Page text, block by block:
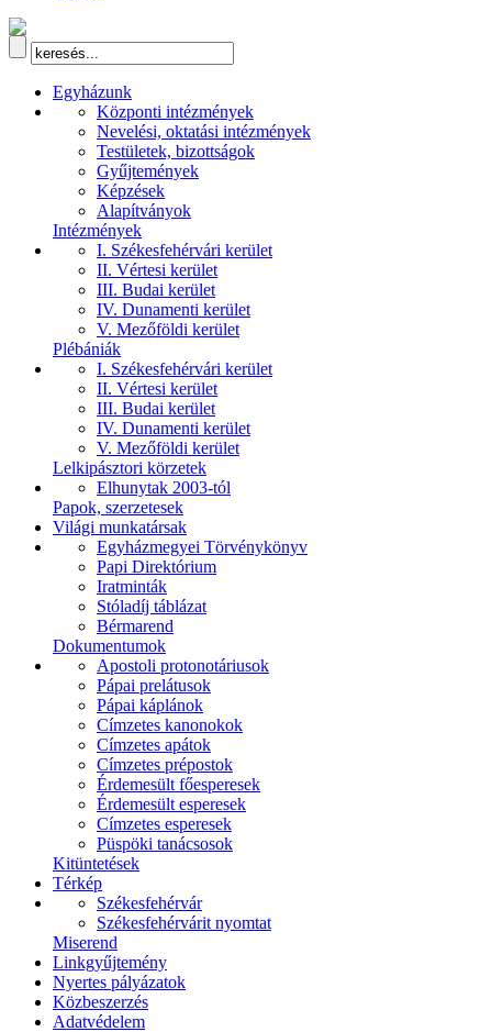
Egyházunk
Központi intézmények
Nevelési, oktatási intézmények
Testületek, bizottságok
Gyűjtemények
Képzések
Alapítványok
Intézmények
I. Székesfehérvári kerület
II. Vértesi kerület
III. Budai kerület
IV. Dunamenti kerület
V. Mezőföldi kerület
Plébániák
I. Székesfehérvári kerület
II. Vértesi kerület
III. Budai kerület
IV. Dunamenti kerület
V. Mezőföldi kerület
Lelkipásztori körzetek
Elhunytak 2003-tól
Papok, szerzetesek
Világi munkatársak
Egyházmegyei Törvénykönyv
Papi Direktórium
Iratminták
Stóladíj táblázat
Bérmarend
Dokumentumok
Apostoli protonotáriusok
Pápai prelátusok
Pápai káplánok
Címzetes kanonokok
Címzetes apátok
Címzetes prépostok
Érdemesült főesperesek
Érdemesült esperesek
Címzetes esperesek
Püspöki tanácsosok
Kitüntetések
Térkép
Székesfehérvár
Székesfehérvárit nyomtat
Miserend
Linkgyűjtemény
Nyertes pályázatok
Közbeszerzés
Adatvédelem